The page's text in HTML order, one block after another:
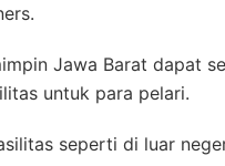
Jawa Barat dapat
untuk para pelari.
seperti di luar